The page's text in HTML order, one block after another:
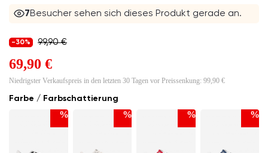
7Besucher sehen sich dieses Produkt gerade an.
Farbe / Farbschattierung
% % % %
-30% 99,90 €
69,90 €
Niedrigster Verkaufspreis in den letzten 30 Tagen vor Preissenkung: 99,90 €